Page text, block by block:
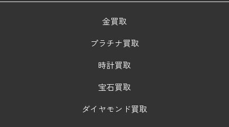
金買取
プラチナ買取
時計買取
宝石買取
ダイヤモンド買取